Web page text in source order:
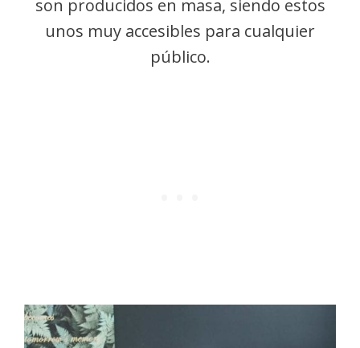
son producidos en masa, siendo estos
unos muy accesibles para cualquier
público.